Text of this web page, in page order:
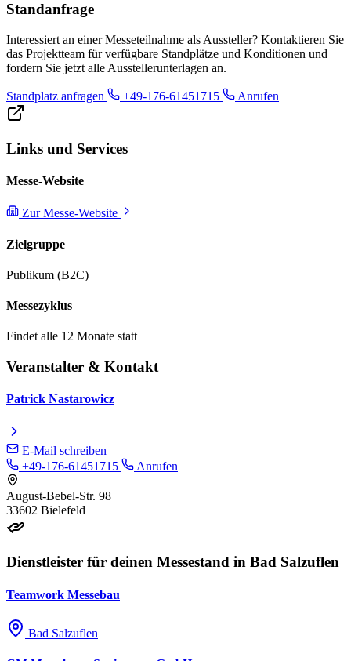
Standanfrage
Interessiert an einer Messeteilnahme als Aussteller? Kontaktieren Sie
das Projektteam für verfügbare Standplätze und Konditionen und
fordern Sie jetzt alle Ausstellerunterlagen an.
Standplatz anfragen +49-176-61451715 Anrufen
Links und Services
Messe-Website
Zur Messe-Website
Zielgruppe
Publikum (B2C)
Messezyklus
Findet alle 12 Monate statt
Veranstalter & Kontakt
Patrick Nastarowicz
E-Mail schreiben
+49-176-61451715
Anrufen
August-Bebel-Str. 98
33602 Bielefeld
Dienstleister für deinen Messestand in Bad Salzuflen
Teamwork Messebau
Bad Salzuflen